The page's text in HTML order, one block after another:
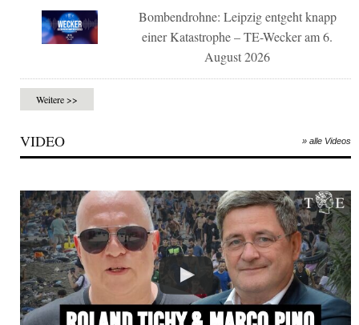
Bombendrohne: Leipzig entgeht knapp
einer Katastrophe – TE-Wecker am 6.
August 2026
Weitere >>
VIDEO » alle Videos